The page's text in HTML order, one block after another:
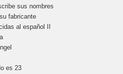
sus nombres
fabricante
al español II
es 23